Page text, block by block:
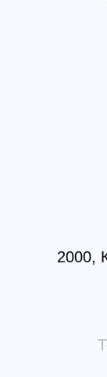
2000,